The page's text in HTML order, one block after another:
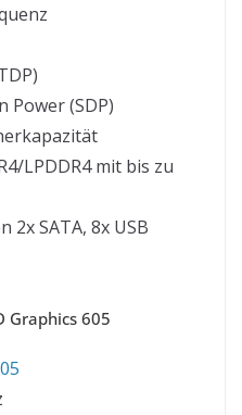
Power (SDP)
LPDDR4 mit bis zu
SATA, 8x USB
Graphics 605